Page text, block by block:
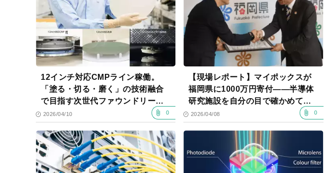
12インチ対応CMPライン稼働。
「塗る・切る・磨く」の技術融合
で目指す次世代ファウンドリーの
全貌
2026/04/10 0
【現場レポート】マイポックスが
福岡県に1000万円寄付——半導体
研究施設を自分の目で確かめてき
た
2026/04/08 0